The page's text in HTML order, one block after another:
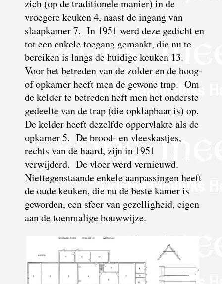
zich (op de traditionele manier) in de
vroegere keuken 4, naast de ingang van
slaapkamer 7. In 1951 werd deze gedicht en
tot een enkele toegang gemaakt, die nu te
bereiken is langs de huidige keuken 13.
Voor het betreden van de zolder en de hoog-
of opkamer heeft men de gewone trap. Om
de kelder te betreden heft men het onderste
gedeelte van de trap (die opklapbaar is) op.
De kelder heeft dezelfde oppervlakte als de
opkamer 5. De brood- en vleeskastjes,
rechts van de haard, zijn in 1951
verwijderd. De vloer werd vernieuwd.
Niettegenstaande enkele aanpassingen heeft
de oude keuken, die nu de beste kamer is
geworden, een sfeer van gezelligheid, eigen
aan de toenmalige bouwwijze.